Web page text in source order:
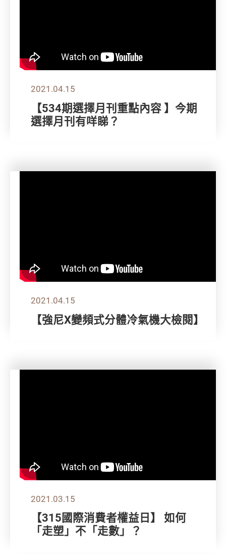
2021.04.15
【534期選擇月刊重點內容 】今期
選擇月刊有咩睇？
2021.04.15
【強尼X變頻式分體冷氣機大檢閱】
2021.03.15
【315國際消費者權益日】 如何
「走塑」不「走數」？